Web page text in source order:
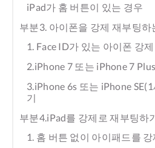
iPad가 홈 버튼이 있는 경우
부분3. 아이폰을 강제 재부팅하
1. Face ID가 있는 아이폰 강
2.iPhone 7 또는 iPhone 7
3.iPhone 6s 또는 iPhone
기
부분4.iPad를 강제로 재부팅하
1. 홈 버튼 없이 아이패드를